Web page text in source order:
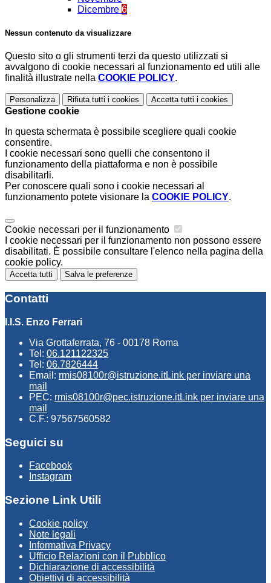
Dicembre 6
Nessun contenuto da visualizzare
Questo sito o gli strumenti terzi da questo utilizzati si
avvalgono di cookie necessari al funzionamento ed utili alle
finalità illustrate nella COOKIE POLICY.
Personalizza Rifiuta tutti i cookies Accetta tutti i cookies
Gestione cookie
In questa schermata è possibile scegliere quali cookie
consentire.
I cookie necessari sono quelli che consentono il
funzionamento della piattaforma e non è possibile
disabilitarli.
Per conoscere quali sono i cookie necessari al
funzionamento potete visionare la COOKIE POLICY.
Cookie necessari per il funzionamento
I cookie necessari per il funzionamento non possono essere
disabilitati. È possibile consultare l'elenco nella pagina della
cookie policy.
Accetta tutti Salva le preferenze
Contatti
I.I.S. Enzo Ferrari
Via Grottaferrata, 76 - 00178 Roma
Tel: 06.121122325
Tel: 06.7826444
Email: rmis08100r@istruzione.itLink per inviare una
mail
PEC: rmis08100r@pec.istruzione.itLink per inviare una
mail
C.F.: 97567560582
Seguici su
Facebook
Instagram
Sezione Link Utili
Cookie policy
Note legali
Informativa Privacy
Ufficio Relazioni con il Pubblico
Dichiarazione di accessibilità
Obiettivi di accessibilità